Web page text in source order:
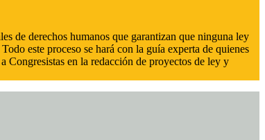
de derechos humanos que garantizan que ninguna ley
este proceso se hará con la guía experta de quienes
Congresistas en la redacción de proyectos de ley y